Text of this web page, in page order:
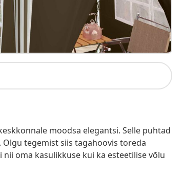
moodsa elegantsi. Selle puhtad
tegemist siis tagahoovis toreda
oma kasulikkuse kui ka esteetilise võlu